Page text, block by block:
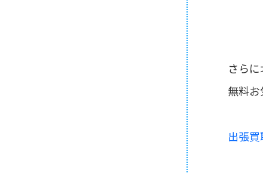
さら
無料お
出張